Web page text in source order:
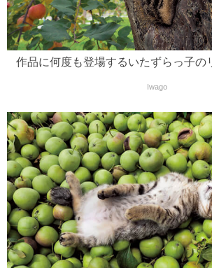
作品に何度も登場するいたずらっ子
Iwago